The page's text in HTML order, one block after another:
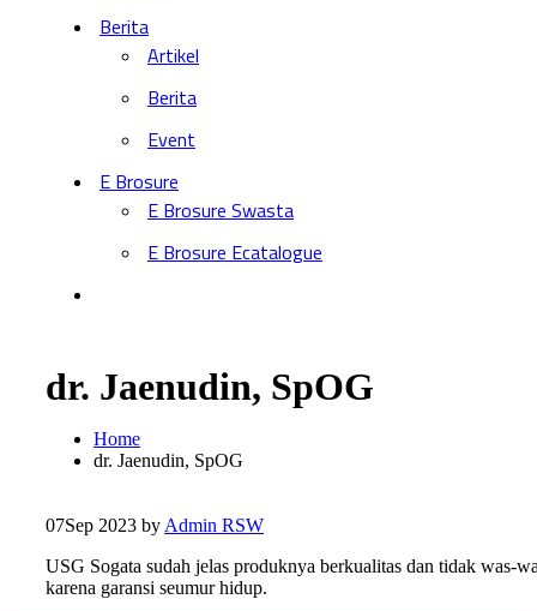
Berita
Artikel
Berita
Event
E Brosure
E Brosure Swasta
E Brosure Ecatalogue
dr. Jaenudin, SpOG
Home
dr. Jaenudin, SpOG
07Sep 2023 by Admin RSW
USG Sogata sudah jelas produknya berkualitas dan tidak was-
karena garansi seumur hidup.